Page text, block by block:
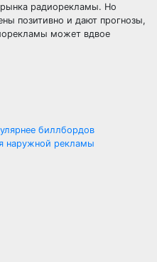
рынка радиорекламы. Но
позитивно и дают прогнозы,
может вдвое
биллбордов
наружной рекламы